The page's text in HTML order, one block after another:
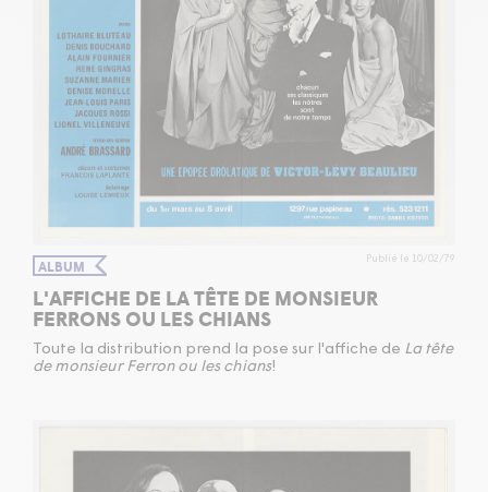
ALBUM Publié le 10/02/79
L'AFFICHE DE LA TÊTE DE MONSIEUR
FERRONS OU LES CHIANS
Toute la distribution prend la pose sur l'affiche de La tête
de monsieur Ferron ou les chians!